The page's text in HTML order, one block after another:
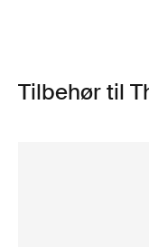
Tilbehør til